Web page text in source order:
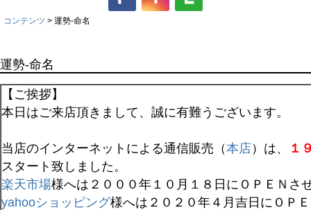
コンテンツ 運勢-命名
運勢-命名
【ご挨拶】
本日はご来店頂きまして、誠に有難うございます。
当店のインターネットによる通信販売（本店）は、
１
スタート致しました。
楽天市場様へは２０００年１０月１８日にＯＰＥＮさ
yahooショッピング様へは２０２０年４月吉日にＯＰ